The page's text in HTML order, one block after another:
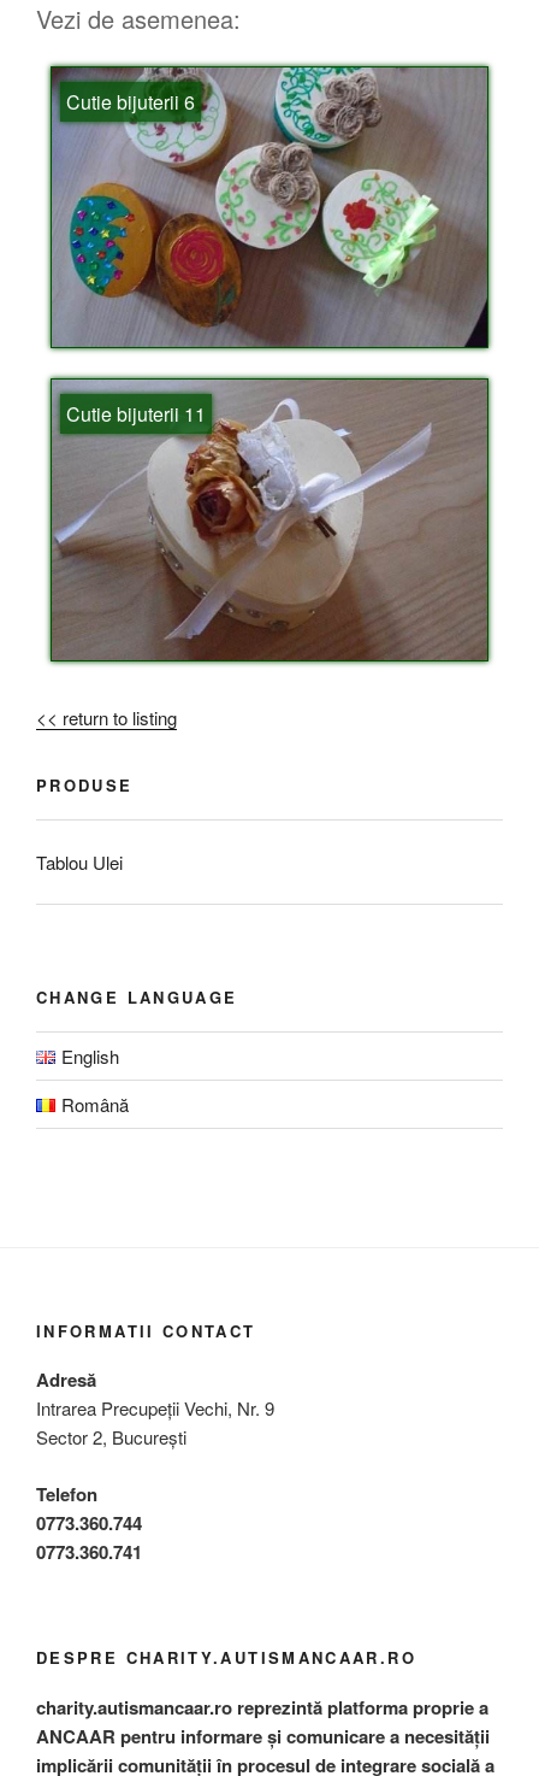
Vezi de asemenea:
Cutie bijuterii 6
Cutie bijuterii 11
<< return to listing
PRODUSE
Tablou Ulei
CHANGE LANGUAGE
English
Română
INFORMATII CONTACT
Adresă
Intrarea Precupeții Vechi, Nr. 9
Sector 2, București
Telefon
0773.360.744
0773.360.741
DESPRE CHARITY.AUTISMANCAAR.RO
charity.autismancaar.ro reprezintă platforma proprie a
ANCAAR pentru informare și comunicare a necesității
implicării comunității în procesul de integrare socială a